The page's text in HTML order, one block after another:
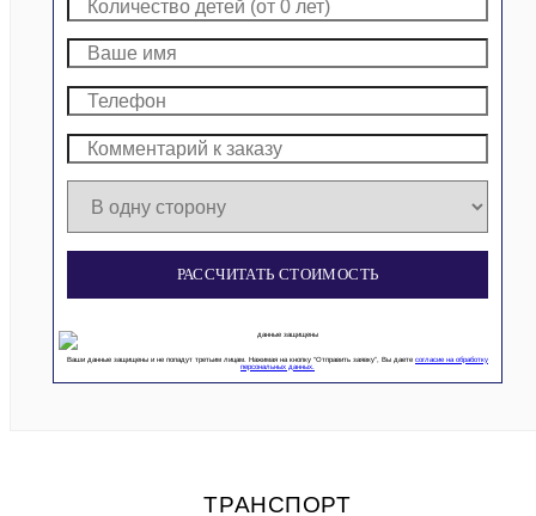
РАССЧИТАТЬ СТОИМОСТЬ
Ваши данные защищены и не попадут третьим лицам. Нажимая на кнопку “Отправить заявку”, Вы даете согласие на обработку
персональных данных.
ТРАНСПОРТ